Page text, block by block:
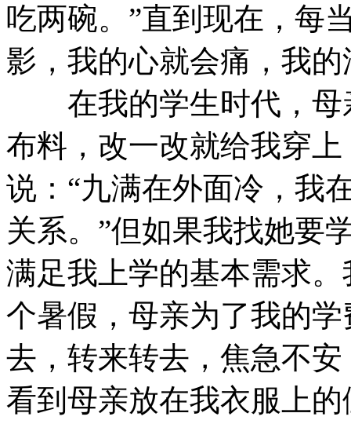
吃两碗。”直到现在，每
影，我的心就会痛，我
在我的学生时代，母
布料，改一改就给我穿
说：“九满在外面冷，我
关系。”但如果我找她要
满足我上学的基本需求
个暑假，母亲为了我的
去，转来转去，焦急不
看到母亲放在我衣服上